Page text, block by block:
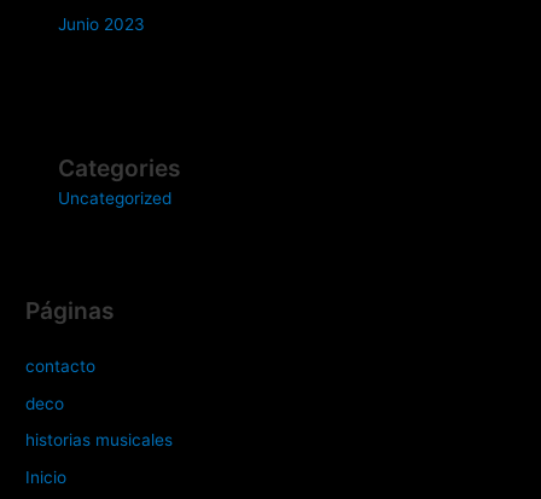
Junio 2023
Categories
Uncategorized
Páginas
contacto
deco
historias musicales
Inicio